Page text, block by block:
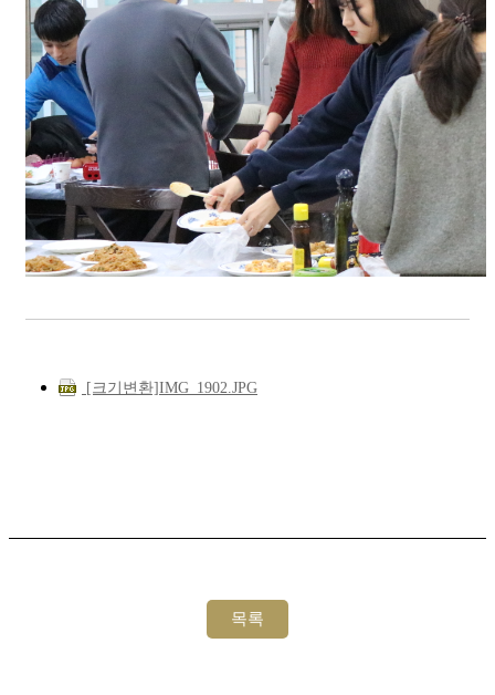
[크기변환]IMG_1902.JPG